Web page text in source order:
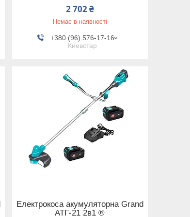
2 702 ₴
Немає в наявності
+380 (96) 576-17-16
Киевстар
Електрокоса акумуляторна Grand
АТГ-21 2в1 ®